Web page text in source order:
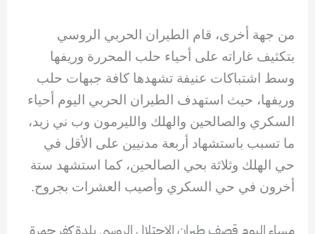
من جهة أخرى، قام الطيران الحربي الروسي
بتكثيف غاراته على أحياء حلب المحررة وريفها
وسط اشتباكات عنيفة تشهدها كافة جبهات حلب
وريفها، حيث استهدف الطيران الحربي اليوم أحياء
السكري والصالحين والهلك والليرمون وب ني زيد،
ما تسبب باستشهاد أربعة مدنيين على الأقل في
حي الهلك وثلاثة بحي الصالحين، كما استشهد ستة
أخرون في حي السكري وأصيب العشرات بجروح.
مساء اليوم قصف طيران الاحتلال الروسي بلدة كفر حمرة